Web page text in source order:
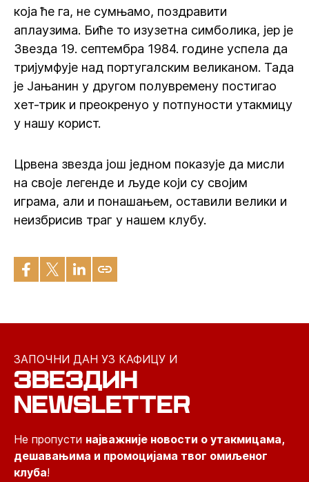
која ће га, не сумњамо, поздравити
аплаузима. Биће то изузетна симболика, јер је
Звезда 19. септембра 1984. године успела да
тријумфује над португалским великаном. Тада
је Јањанин у другом полувремену постигао
хет-трик и преокренуо у потпуности утакмицу
у нашу корист.
Црвена звезда још једном показује да мисли
на своје легенде и људе који су својим
играма, али и понашањем, оставили велики и
неизбрисив траг у нашем клубу.
ЗАПОЧНИ ДАН УЗ КАФИЦУ И
ЗВЕЗДИН
NEWSLETTER
Не пропусти најважније новости о утакмицама,
дешавањима и промоцијама твог омиљеног
клуба!